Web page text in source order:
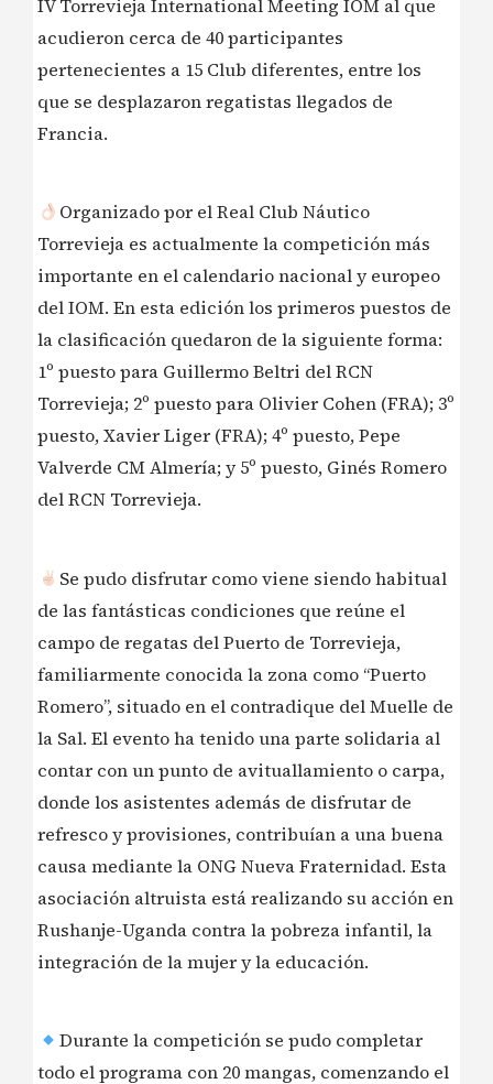
IV Torrevieja International Meeting IOM al que
acudieron cerca de 40 participantes
pertenecientes a 15 Club diferentes, entre los
que se desplazaron regatistas llegados de
Francia.
Organizado por el Real Club Náutico
Torrevieja es actualmente la competición más
importante en el calendario nacional y europeo
del IOM. En esta edición los primeros puestos de
la clasificación quedaron de la siguiente forma:
1º puesto para Guillermo Beltri del RCN
Torrevieja; 2º puesto para Olivier Cohen (FRA); 3º
puesto, Xavier Liger (FRA); 4º puesto, Pepe
Valverde CM Almería; y 5º puesto, Ginés Romero
del RCN Torrevieja.
Se pudo disfrutar como viene siendo habitual
de las fantásticas condiciones que reúne el
campo de regatas del Puerto de Torrevieja,
familiarmente conocida la zona como “Puerto
Romero”, situado en el contradique del Muelle de
la Sal. El evento ha tenido una parte solidaria al
contar con un punto de avituallamiento o carpa,
donde los asistentes además de disfrutar de
refresco y provisiones, contribuían a una buena
causa mediante la ONG Nueva Fraternidad. Esta
asociación altruista está realizando su acción en
Rushanje-Uganda contra la pobreza infantil, la
integración de la mujer y la educación.
Durante la competición se pudo completar
todo el programa con 20 mangas, comenzando el